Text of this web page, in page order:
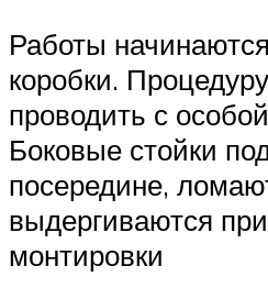
Работы
коробки.
проводить с
Боковые стойки
посередине,
выдергиваются
монтировки